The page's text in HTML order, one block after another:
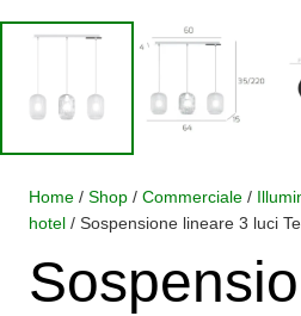
Home / Shop / Commerciale /
hotel / Sospensione lineare 3 luci